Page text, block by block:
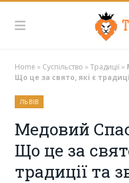
Home » Суспільство »Традиції»
Що це за свято, які є
ЛЬВІВ
Медовий
Що це за
традиції та